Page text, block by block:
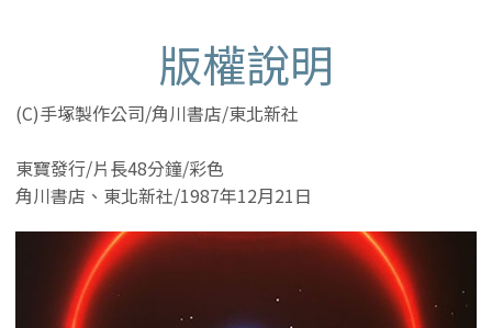
版權說明
(C)手塚製作公司/角川書店/東北新社
東寶發行/片長48分鐘/彩色
角川書店、東北新社/1987年12月21日